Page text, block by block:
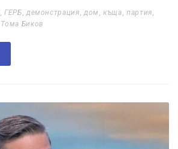
,ГЕРБ, демонстрация, дом ,къща, партия,
Тома Биков